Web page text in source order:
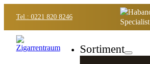
Tel.: 0221 820 8246
Sortiment